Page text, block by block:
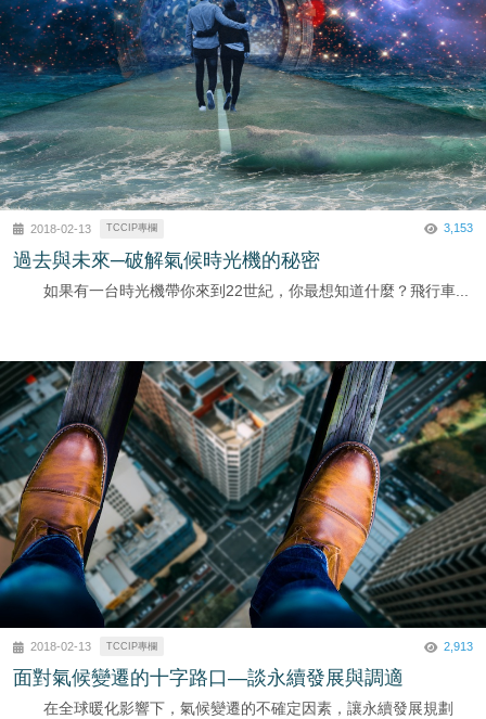
2018-02-13 TCCIP專欄 3,153
過去與未來─破解氣候時光機的秘密
如果有一台時光機帶你來到22世紀，你最想知道什麼？飛行車...
2018-02-13 TCCIP專欄 2,913
面對氣候變遷的十字路口—談永續發展與調適
在全球暖化影響下，氣候變遷的不確定因素，讓永續發展規劃